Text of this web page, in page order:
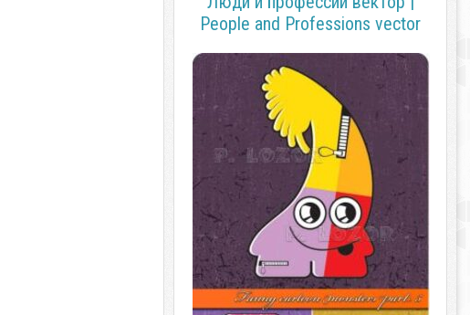
People and Professions vector